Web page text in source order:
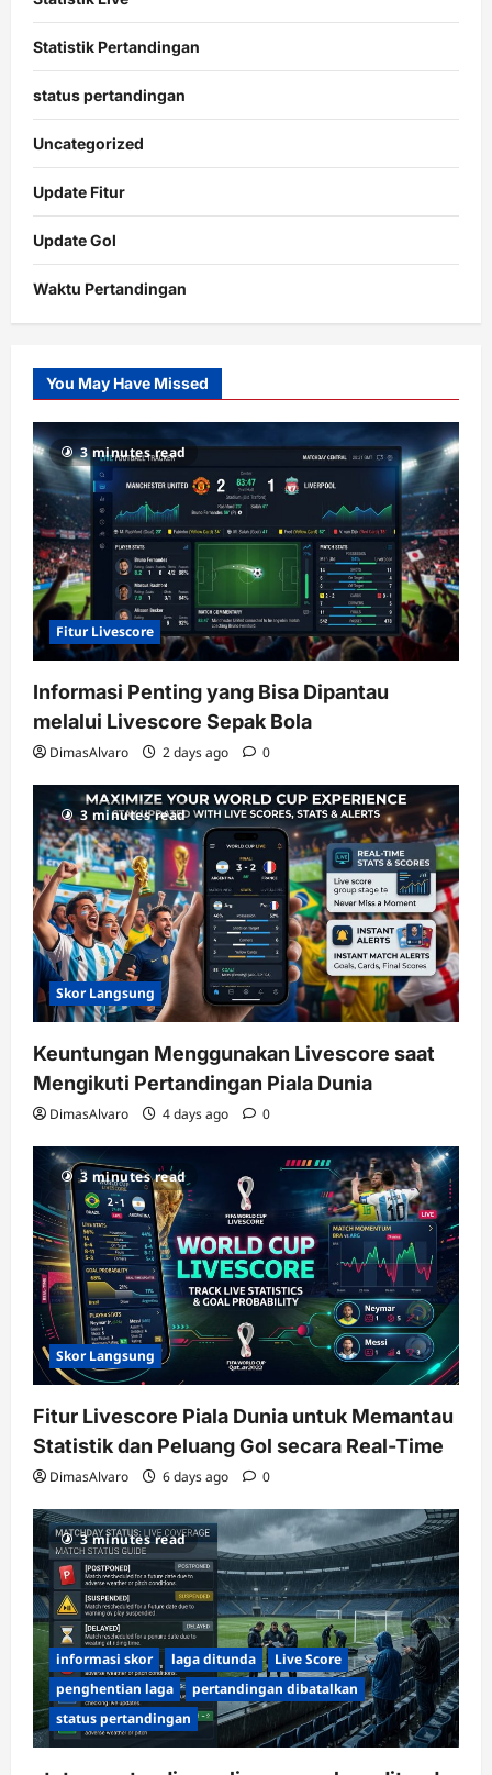
Statistik Pertandingan
status pertandingan
Uncategorized
Update Fitur
Update Gol
Waktu Pertandingan
Slot
Gacor
RTP
terupdate
You May Have Missed
3 minutes read
Fitur Livescore
Informasi Penting yang Bisa Dipantau
melalui Livescore Sepak Bola
DimasAlvaro 2 days ago 0
3 minutes read
Skor Langsung
Keuntungan Menggunakan Livescore saat
Mengikuti Pertandingan Piala Dunia
DimasAlvaro 4 days ago 0
3 minutes read
Skor Langsung
Fitur Livescore Piala Dunia untuk Memantau
Statistik dan Peluang Gol secara Real-Time
DimasAlvaro 6 days ago 0
3 minutes read
informasi skor laga ditunda
Live Score
penghentian laga
pertandingan dibatalkan
status pertandingan